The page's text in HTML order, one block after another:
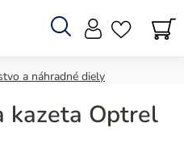
Hľadať
a náhradné diely
kazeta Optrel